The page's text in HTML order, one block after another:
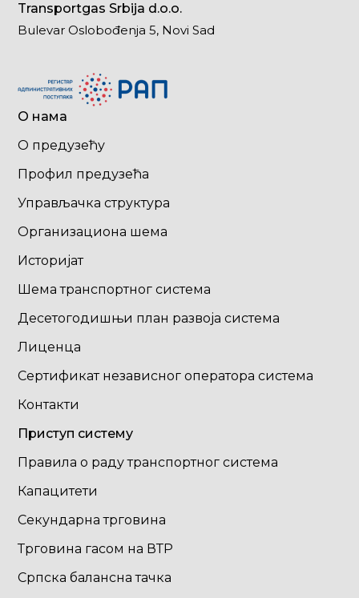
Transportgas Srbija d.o.o.
Bulevar Oslobođenja 5, Novi Sad
О нама
О предузећу
Профил предузећа
Управљачка структура
Организациона шема
Историјат
Шема транспортног система
Десетогодишњи план развоја система
Лиценца
Сертификат независног оператора система
Контакти
Приступ систему
Правила о раду транспортног система
Капацитети
Секундарна трговина
Трговина гасом на ВТР
Српска балансна тачка